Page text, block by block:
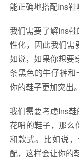
能正确地搭配Ins鞋
我们需要了解Ins
性化，因此我们需
如说，如果你想要
条黑色的牛仔裤
你的鞋子更加突出。
我们需要考虑Ins
花哨的鞋子，那
和款式。比如说
配，这样会让你的